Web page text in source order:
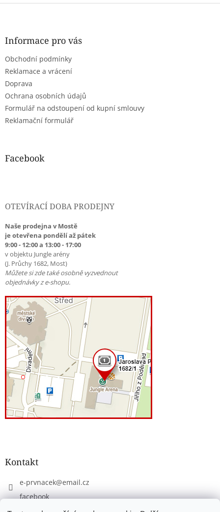
Z
Informace pro vás
Obchodní podmínky
Reklamace a vrácení
Doprava
Ochrana osobních údajů
Formulář na odstoupení od kupní smlouvy
Reklamační formulář
Facebook
OTEVÍRACÍ DOBA PRODEJNY
Naše prodejna v Mostě
je otevřena pondělí až pátek
9:00 - 12:00 a 13:00 - 17:00
v objektu Jungle arény
(J. Průchy 1682, Most)
Můžete si zde také osobně vyzvednout
objednávky z e-shopu.
Kontakt
e-prvnacek@email.cz
facebook